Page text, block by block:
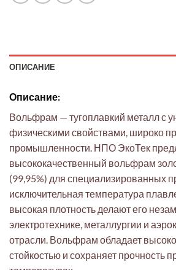
ОПИСАНИЕ
Описание:
Вольфрам — тугоплавкий металл с
физическими свойствами, широко
промышленности. НПО ЭкоТек
высококачественный вольфрам
(99,95%) для специализированных
исключительная температура
высокая плотность делают его
электротехнике, металлургии и
отрасли. Вольфрам обладает
стойкостью и сохраняет прочность